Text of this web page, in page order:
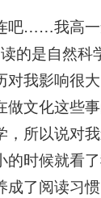
吧……我高一
的是自然科
对我影响很
做文化这些
，所以说对
的时候就看
成了阅读习